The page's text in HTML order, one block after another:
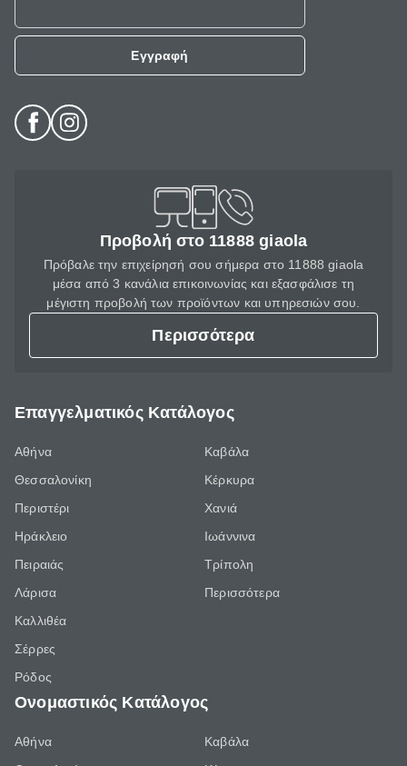
Εγγραφή
Προβολή στο 11888 giaola
Πρόβαλε την επιχείρησή σου σήμερα στο 11888 giaola
μέσα από 3 κανάλια επικοινωνίας και εξασφάλισε τη
μέγιστη προβολή των προϊόντων και υπηρεσιών σου.
Περισσότερα
Επαγγελματικός Κατάλογος
Αθήνα
Θεσσαλονίκη
Περιστέρι
Ηράκλειο
Πειραιάς
Λάρισα
Καλλιθέα
Σέρρες
Ρόδος
Καβάλα
Κέρκυρα
Χανιά
Ιωάννινα
Τρίπολη
Περισσότερα
Ονομαστικός Κατάλογος
Αθήνα
Καβάλα